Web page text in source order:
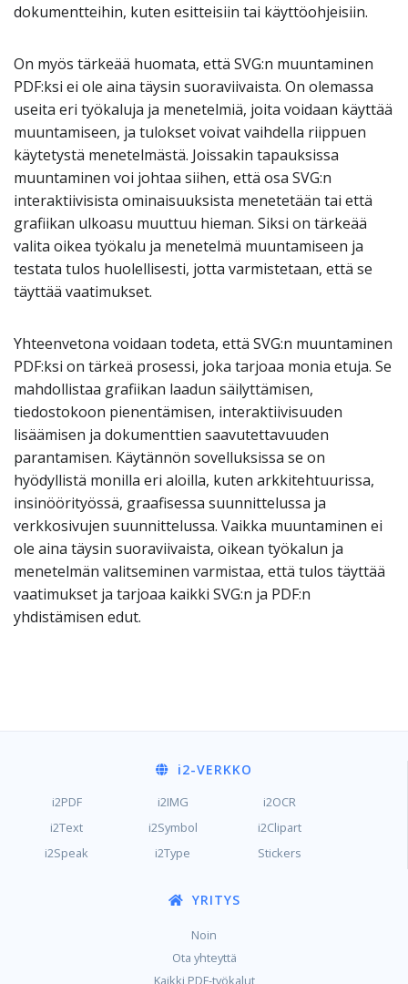
dokumentteihin, kuten esitteisiin tai käyttöohjeisiin.
On myös tärkeää huomata, että SVG:n muuntaminen
PDF:ksi ei ole aina täysin suoraviivaista. On olemassa
useita eri työkaluja ja menetelmiä, joita voidaan käyttää
muuntamiseen, ja tulokset voivat vaihdella riippuen
käytetystä menetelmästä. Joissakin tapauksissa
muuntaminen voi johtaa siihen, että osa SVG:n
interaktiivisista ominaisuuksista menetetään tai että
grafiikan ulkoasu muuttuu hieman. Siksi on tärkeää
valita oikea työkalu ja menetelmä muuntamiseen ja
testata tulos huolellisesti, jotta varmistetaan, että se
täyttää vaatimukset.
Yhteenvetona voidaan todeta, että SVG:n muuntaminen
PDF:ksi on tärkeä prosessi, joka tarjoaa monia etuja. Se
mahdollistaa grafiikan laadun säilyttämisen,
tiedostokoon pienentämisen, interaktiivisuuden
lisäämisen ja dokumenttien saavutettavuuden
parantamisen. Käytännön sovelluksissa se on
hyödyllistä monilla eri aloilla, kuten arkkitehtuurissa,
insinöörityössä, graafisessa suunnittelussa ja
verkkosivujen suunnittelussa. Vaikka muuntaminen ei
ole aina täysin suoraviivaista, oikean työkalun ja
menetelmän valitseminen varmistaa, että tulos täyttää
vaatimukset ja tarjoaa kaikki SVG:n ja PDF:n
yhdistämisen edut.
i2-VERKKO
i2PDF i2IMG
i2OCR
i2Text
i2Symbol
i2Clipart
i2Speak
i2Type Stickers
YRITYS
Noin
Ota yhteyttä
Kaikki PDF-työkalut